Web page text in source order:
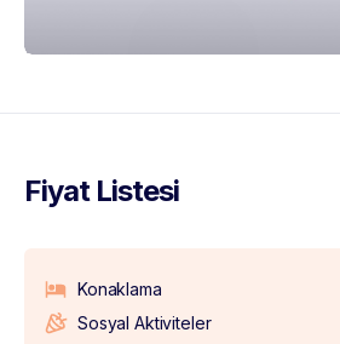
Fiyat Listesi
Konaklama
Sosyal Aktiviteler